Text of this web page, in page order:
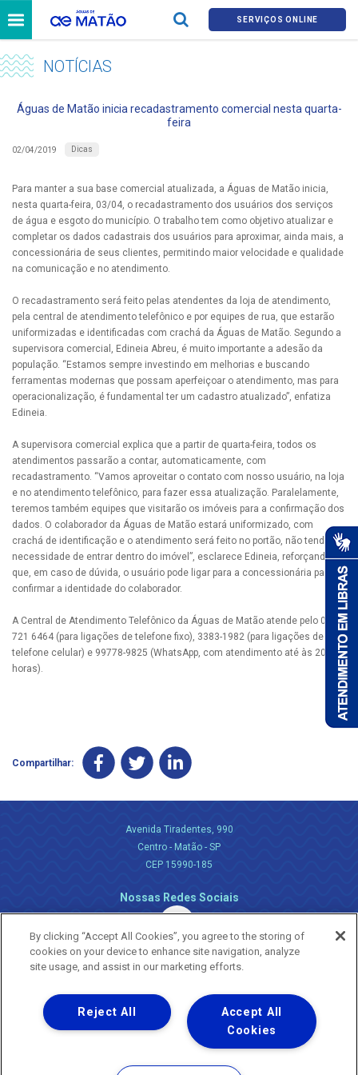
SERVIÇOS ONLINE
NOTÍCIAS
Águas de Matão inicia recadastramento comercial nesta quarta-
feira
02/04/2019 Dicas
Para manter a sua base comercial atualizada, a Águas de Matão inicia,
nesta quarta-feira, 03/04, o recadastramento dos usuários dos serviços
de água e esgoto do município. O trabalho tem como objetivo atualizar e
completar os dados cadastrais dos usuários para aproximar, ainda mais, a
concessionária de seus clientes, permitindo maior velocidade e qualidade
na comunicação e no atendimento.
O recadastramento será feito pelas atendentes da loja de atendimento,
pela central de atendimento telefônico e por equipes de rua, que estarão
uniformizadas e identificadas com crachá da Águas de Matão. Segundo a
supervisora comercial, Edineia Abreu, é muito importante a adesão da
população. “Estamos sempre investindo em melhorias e buscando
ferramentas modernas que possam aperfeiçoar o atendimento, mas para
operacionalização, é fundamental ter um cadastro atualizado”, enfatiza
Edineia.
A supervisora comercial explica que a partir de quarta-feira, todos os
atendimentos passarão a contar, automaticamente, com
recadastramento. “Vamos aproveitar o contato com nosso usuário, na loja
e no atendimento telefônico, para fazer essa atualização. Paralelamente,
teremos também equipes que visitarão os imóveis para a confirmação dos
dados. O colaborador da Águas de Matão estará uniformizado, com
crachá de identificação e o atendimento será feito no portão, não tendo a
necessidade de entrar dentro do imóvel”, esclarece Edineia, reforçando
que, em caso de dúvida, o usuário pode ligar para a concessionária para
confirmar a identidade do colaborador.
A Central de Atendimento Telefônico da Águas de Matão atende pelo 0800
721 6464 (para ligações de telefone fixo), 3383-1982 (para ligações de
telefone celular) e 99778-9825 (WhatsApp, com atendimento até às 20
horas).
Compartilhar:
Avenida Tiradentes, 990
Centro - Matão - SP
CEP 15990-185
Nossas Redes Sociais
Uma empresa
Copyright ® 2026 - Todos os Direitos Reservados.
Nossa natureza movimenta a vida
By clicking “Accept All Cookies”, you agree to the storing of
cookies on your device to enhance site navigation, analyze
site usage, and assist in our marketing efforts.
Accept All
Cookies
Reject All